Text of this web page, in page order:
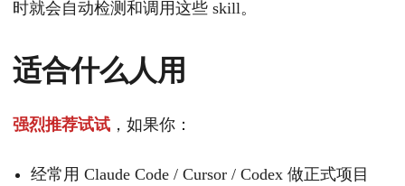
时就会自动检测和调用这些 skill。
适合什么人用
强烈推荐试试 ，如果你：
经常用 Claude Code / Cursor / Codex 做正式项目